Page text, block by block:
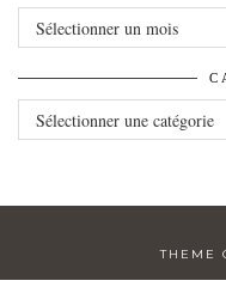
ARCHIVES
CATÉGORIES
THEME